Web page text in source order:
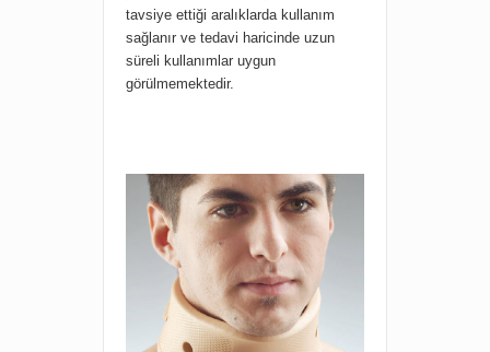
tavsiye ettiği aralıklarda kullanım
sağlanır ve tedavi haricinde uzun
süreli kullanımlar uygun
görülmemektedir.